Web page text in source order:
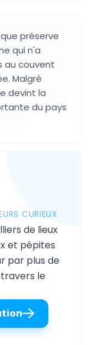
préserve
qui n'a
au couvent
Malgré
devint la
du pays
CURIEUX
de lieux
et pépites
par plus de
le